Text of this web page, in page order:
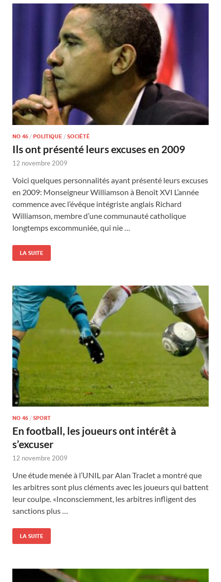
NO 46 / POLITIQUE / SOCIÉTÉ
Ils ont présenté leurs excuses en 2009
12 novembre 2009
Voici quelques personnalités ayant présenté leurs excuses
en 2009: Monseigneur Williamson à Benoît XVI L’année
commence avec l’évêque intégriste anglais Richard
Williamson, membre d’une communauté catholique
longtemps excommuniée, qui nie …
LA SUITE
NO 46 / SPORT
En football, les joueurs ont intérêt à
s’excuser
12 novembre 2009
Une étude menée à l’UNIL par Alan Traclet a montré que
les arbitres sont plus cléments avec les joueurs qui battent
leur coulpe. «Inconsciemment, les arbitres infligent des
sanctions plus …
LA SUITE